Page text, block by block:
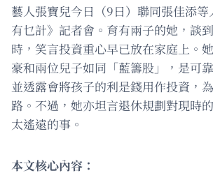
藝人張寶兒今日（9日）聯同張佳添
有乜計》記者會。育有兩子的她，談
時，笑言投資重心早已放在家庭上。
豪和兩位兒子如同「藍籌股」，是可
並透露會將孩子的利是錢用作投資，
路。不過，她亦坦言退休規劃對現時
太遙遠的事。
本文核心內容：